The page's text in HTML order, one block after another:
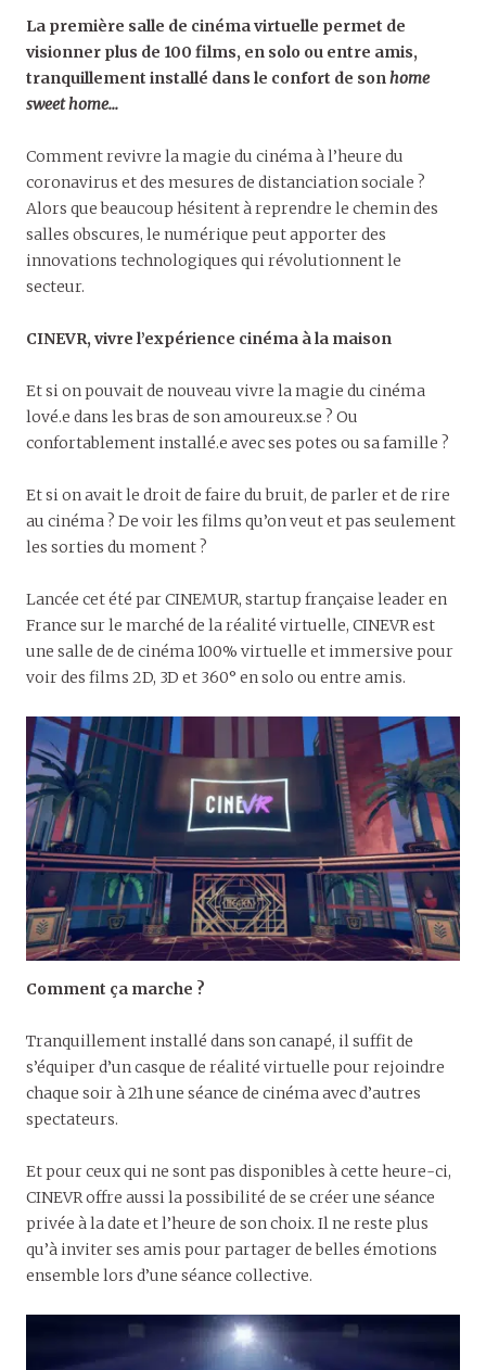
La première salle de cinéma virtuelle permet de
visionner plus de 100 films, en solo ou entre amis,
tranquillement installé dans le confort de sonhome
sweet home...
Comment revivre la magie du cinéma à l’heure du
coronavirus et des mesures de distanciation sociale ?
Alors que beaucoup hésitent à reprendre le chemin des
salles obscures, le numérique peut apporter des
innovations technologiques qui révolutionnent le
secteur.
CINEVR, vivre l’expérience cinéma à la maison
Et si on pouvait de nouveau vivre la magie du cinéma
lové.e dans les bras de son amoureux.se ? Ou
confortablement installé.e avec ses potes ou sa famille ?
Et si on avait le droit de faire du bruit, de parler et de rire
au cinéma ? De voir les films qu’on veut et pas seulement
les sorties du moment ?
Lancée cet été par CINEMUR, startup française leader en
France sur le marché de la réalité virtuelle, CINEVR est
une salle de de cinéma 100% virtuelle et immersive pour
voir des films 2D, 3D et 360° en solo ou entre amis.
Comment ça marche ?
Tranquillement installé dans son canapé, il suffit de
s’équiper d’un casque de réalité virtuelle pour rejoindre
chaque soir à 21h une séance de cinéma avec d’autres
spectateurs.
Et pour ceux qui ne sont pas disponibles à cette heure-ci,
CINEVR offre aussi la possibilité de se créer une séance
privée à la date et l’heure de son choix. Il ne reste plus
qu’à inviter ses amis pour partager de belles émotions
ensemble lors d’une séance collective.